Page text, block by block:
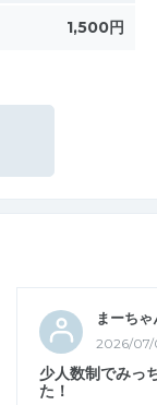
1,500円
まーち
2026/
少人数制でみっ
た！